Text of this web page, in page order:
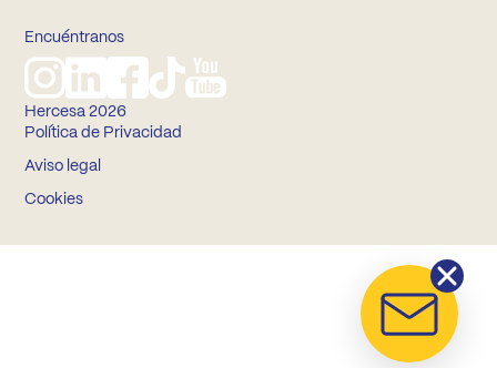
Encuéntranos
Hercesa 2026
Política de Privacidad
Aviso legal
Cookies